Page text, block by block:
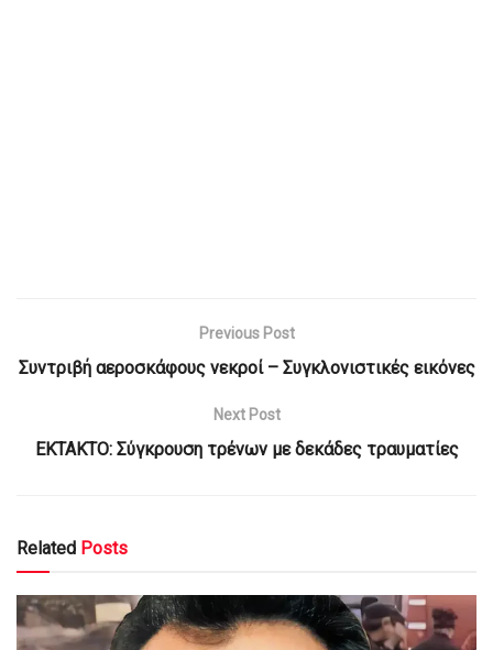
Previous Post
Συντριβή αεροσκάφους νεκροί – Συγκλονιστικές εικόνες
Next Post
ΕΚΤΑΚΤΟ: Σύγκρουση τρένων με δεκάδες τραυματίες
Related Posts